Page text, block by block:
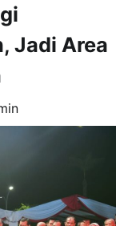
Jadi Area